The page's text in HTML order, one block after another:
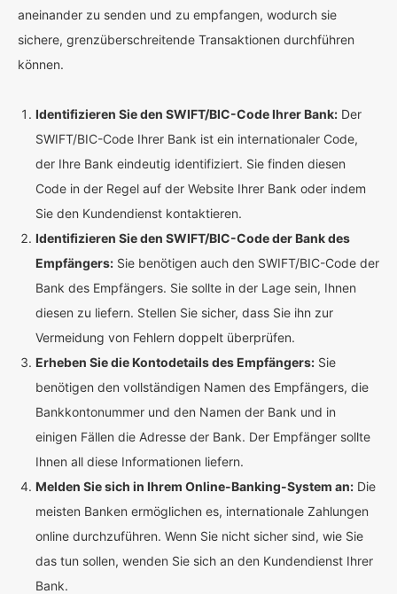
aneinander zu senden und zu empfangen, wodurch sie
sichere, grenzüberschreitende Transaktionen durchführen
können.
Identifizieren Sie den SWIFT/BIC-Code Ihrer Bank: Der
SWIFT/BIC-Code Ihrer Bank ist ein internationaler Code,
der Ihre Bank eindeutig identifiziert. Sie finden diesen
Code in der Regel auf der Website Ihrer Bank oder indem
Sie den Kundendienst kontaktieren.
Identifizieren Sie den SWIFT/BIC-Code der Bank des
Empfängers: Sie benötigen auch den SWIFT/BIC-Code der
Bank des Empfängers. Sie sollte in der Lage sein, Ihnen
diesen zu liefern. Stellen Sie sicher, dass Sie ihn zur
Vermeidung von Fehlern doppelt überprüfen.
Erheben Sie die Kontodetails des Empfängers: Sie
benötigen den vollständigen Namen des Empfängers, die
Bankkontonummer und den Namen der Bank und in
einigen Fällen die Adresse der Bank. Der Empfänger sollte
Ihnen all diese Informationen liefern.
Melden Sie sich in Ihrem Online-Banking-System an: Die
meisten Banken ermöglichen es, internationale Zahlungen
online durchzuführen. Wenn Sie nicht sicher sind, wie Sie
das tun sollen, wenden Sie sich an den Kundendienst Ihrer
Bank.